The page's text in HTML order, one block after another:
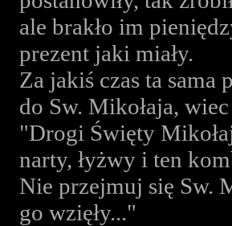
ale brakło im
prezent jaki miały.
Za jakiś czas ta sama
do Sw. Mikołaja,
"Drogi Święty
narty, łyżwy i ten
Nie przejmuj się Sw.
go wzięły..."